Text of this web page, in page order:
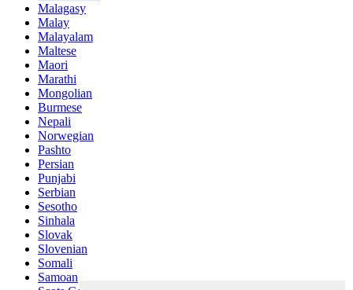
Malagasy
Malay
Malayalam
Maltese
Maori
Marathi
Mongolian
Burmese
Nepali
Norwegian
Pashto
Persian
Punjabi
Serbian
Sesotho
Sinhala
Slovak
Slovenian
Somali
Samoan